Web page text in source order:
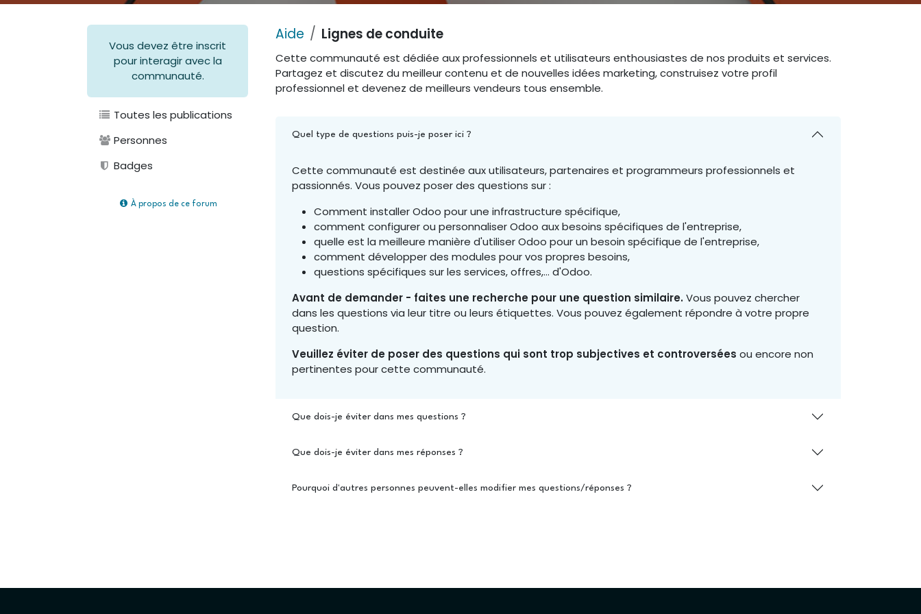
Vous devez être inscrit
pour interagir avec la
communauté.
Toutes les publications
Personnes
Badges
À propos de ce forum
Aide Lignes de conduite
Cette communauté est dédiée aux professionnels et utilisateurs enthousiastes de nos produits et services.
Partagez et discutez du meilleur contenu et de nouvelles idées marketing, construisez votre profil
professionnel et devenez de meilleurs vendeurs tous ensemble.
Quel type de questions puis-je poser ici ?
Cette communauté est destinée aux utilisateurs, partenaires et programmeurs professionnels et
passionnés. Vous pouvez poser des questions sur :
Comment installer Odoo pour une infrastructure spécifique,
comment configurer ou personnaliser Odoo aux besoins spécifiques de l'entreprise,
quelle est la meilleure manière d'utiliser Odoo pour un besoin spécifique de l'entreprise,
comment développer des modules pour vos propres besoins,
questions spécifiques sur les services, offres,... d'Odoo.
Avant de demander - faites une recherche pour une question similaire. Vous pouvez chercher
dans les questions via leur titre ou leurs étiquettes. Vous pouvez également répondre à votre propre
question.
Veuillez éviter de poser des questions qui sont trop subjectives et controversées ou encore non
pertinentes pour cette communauté.
Que dois-je éviter dans mes questions ?
Que dois-je éviter dans mes réponses ?
Pourquoi d'autres personnes peuvent-elles modifier mes questions/réponses ?